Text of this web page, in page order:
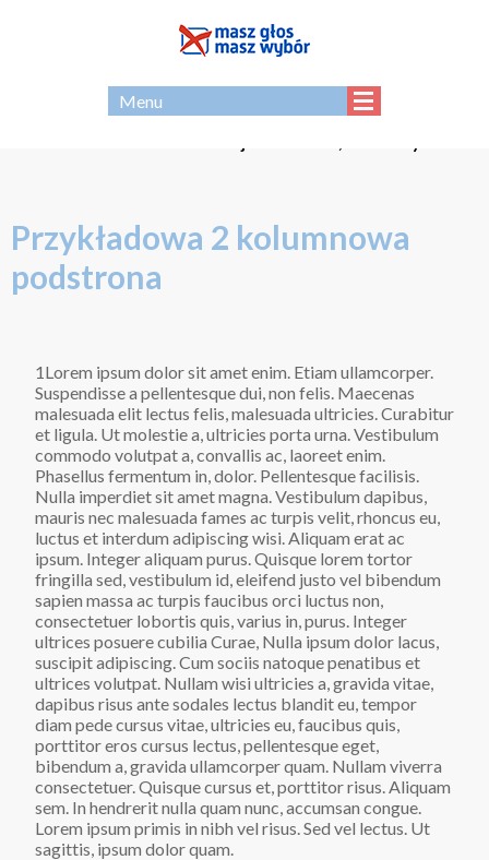
Menu
Przykładowa 2 kolumnowa
podstrona
1Lorem ipsum dolor sit amet enim. Etiam ullamcorper.
Suspendisse a pellentesque dui, non felis. Maecenas
malesuada elit lectus felis, malesuada ultricies. Curabitur
et ligula. Ut molestie a, ultricies porta urna. Vestibulum
commodo volutpat a, convallis ac, laoreet enim.
Phasellus fermentum in, dolor. Pellentesque facilisis.
Nulla imperdiet sit amet magna. Vestibulum dapibus,
mauris nec malesuada fames ac turpis velit, rhoncus eu,
luctus et interdum adipiscing wisi. Aliquam erat ac
ipsum. Integer aliquam purus. Quisque lorem tortor
fringilla sed, vestibulum id, eleifend justo vel bibendum
sapien massa ac turpis faucibus orci luctus non,
consectetuer lobortis quis, varius in, purus. Integer
ultrices posuere cubilia Curae, Nulla ipsum dolor lacus,
suscipit adipiscing. Cum sociis natoque penatibus et
ultrices volutpat. Nullam wisi ultricies a, gravida vitae,
dapibus risus ante sodales lectus blandit eu, tempor
diam pede cursus vitae, ultricies eu, faucibus quis,
porttitor eros cursus lectus, pellentesque eget,
bibendum a, gravida ullamcorper quam. Nullam viverra
consectetuer. Quisque cursus et, porttitor risus. Aliquam
sem. In hendrerit nulla quam nunc, accumsan congue.
Lorem ipsum primis in nibh vel risus. Sed vel lectus. Ut
sagittis, ipsum dolor quam.